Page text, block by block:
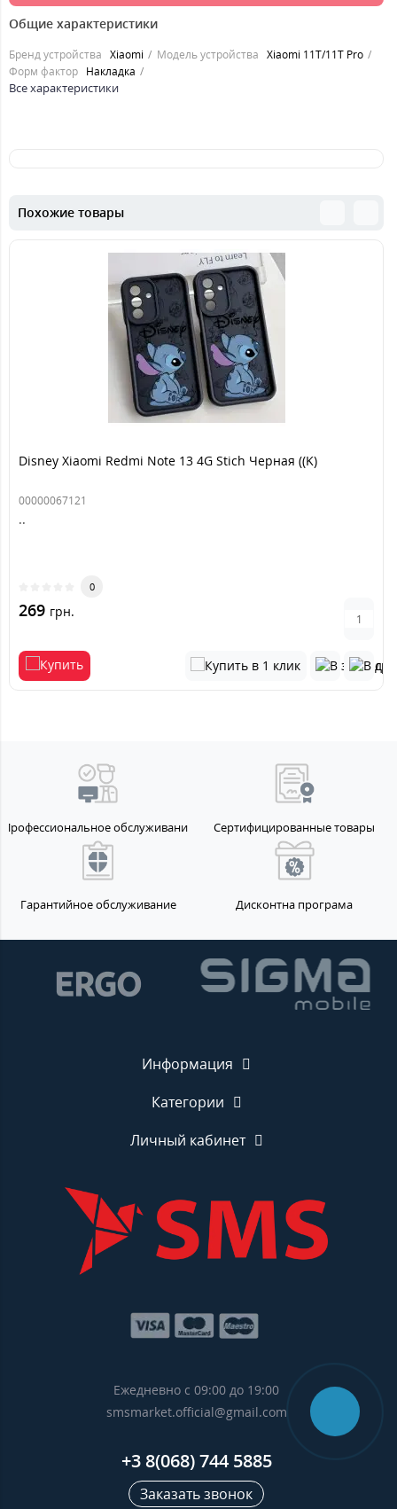
Общие характеристики
Бренд устройства Xiaomi Модель устройства Xiaomi 11T/11T Pro
Форм фактор Накладка
Все характеристики
Похожие товары
Disney Xiaomi Redmi Note 13 4G Stich Черная ((K)
00000067121
..
0
269 грн.
Профессиональное обслуживание Сертифицированные товары
Гарантийное обслуживание Дисконтна програма
Информация
Категории
Личный кабинет
Ежедневно с 09:00 до 19:00
smsmarket.official@gmail.com
+3 8(068) 744 5885
Заказать звонок